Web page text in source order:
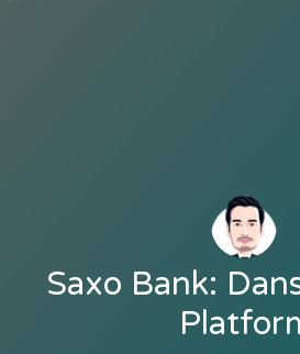
Saxo Bank: